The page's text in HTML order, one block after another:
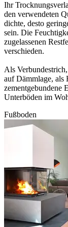
Ihr
den verwendeten
dichte, desto
sein. Die
zugelassenen
verschieden.
Als
auf Dämmlage, als
zementgebundene
Unterböden im
Fußboden